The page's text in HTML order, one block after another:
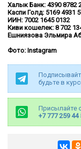
Халык Банк: 4390 8782
Каспи Голд: 5169 4931
ИИН: 7002 1645 0132
Киви кошелек: 8 702
Ешниязова Эльмира
Фото: Instagram
будьте в
Присылайте
+7 777 259 44